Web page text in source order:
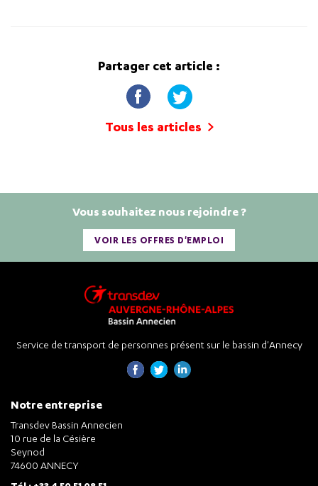
Partager cet article :
Tous les articles
Vous souhaitez nous rejoindre ?
VOIR LES OFFRES D'EMPLOI
Service de transport de personnes présent sur le bassin d'Annecy
Notre entreprise
Transdev Bassin Annecien
10 rue de la Césière
Seynod
74600 ANNECY